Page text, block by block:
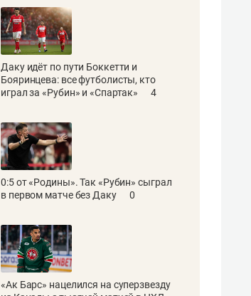
Даку идёт по пути Боккетти и
Бояринцева: все футболисты, кто
играл за «Рубин» и «Спартак»
4
0:5 от «Родины». Так «Рубин» сыграл
в первом матче без Даку
0
«Ак Барс» нацелился на суперзвезду